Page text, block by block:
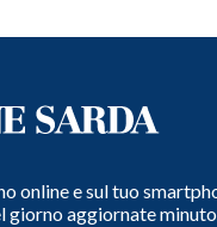
online e sul tuo
giorno aggiornate